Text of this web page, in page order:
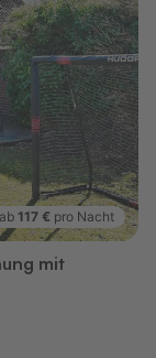
ab 117 € pro Nacht
mit